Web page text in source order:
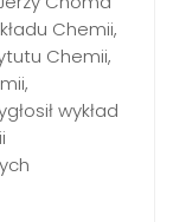
Chemii,
Chemii,
wykład